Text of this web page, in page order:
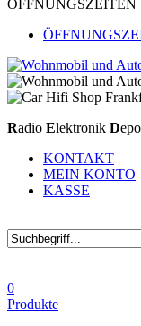
ÖFFNUNGSZEITEN
Radio Elektronik D
KONTAKT
MEIN KONTO
KASSE
0
Produkte